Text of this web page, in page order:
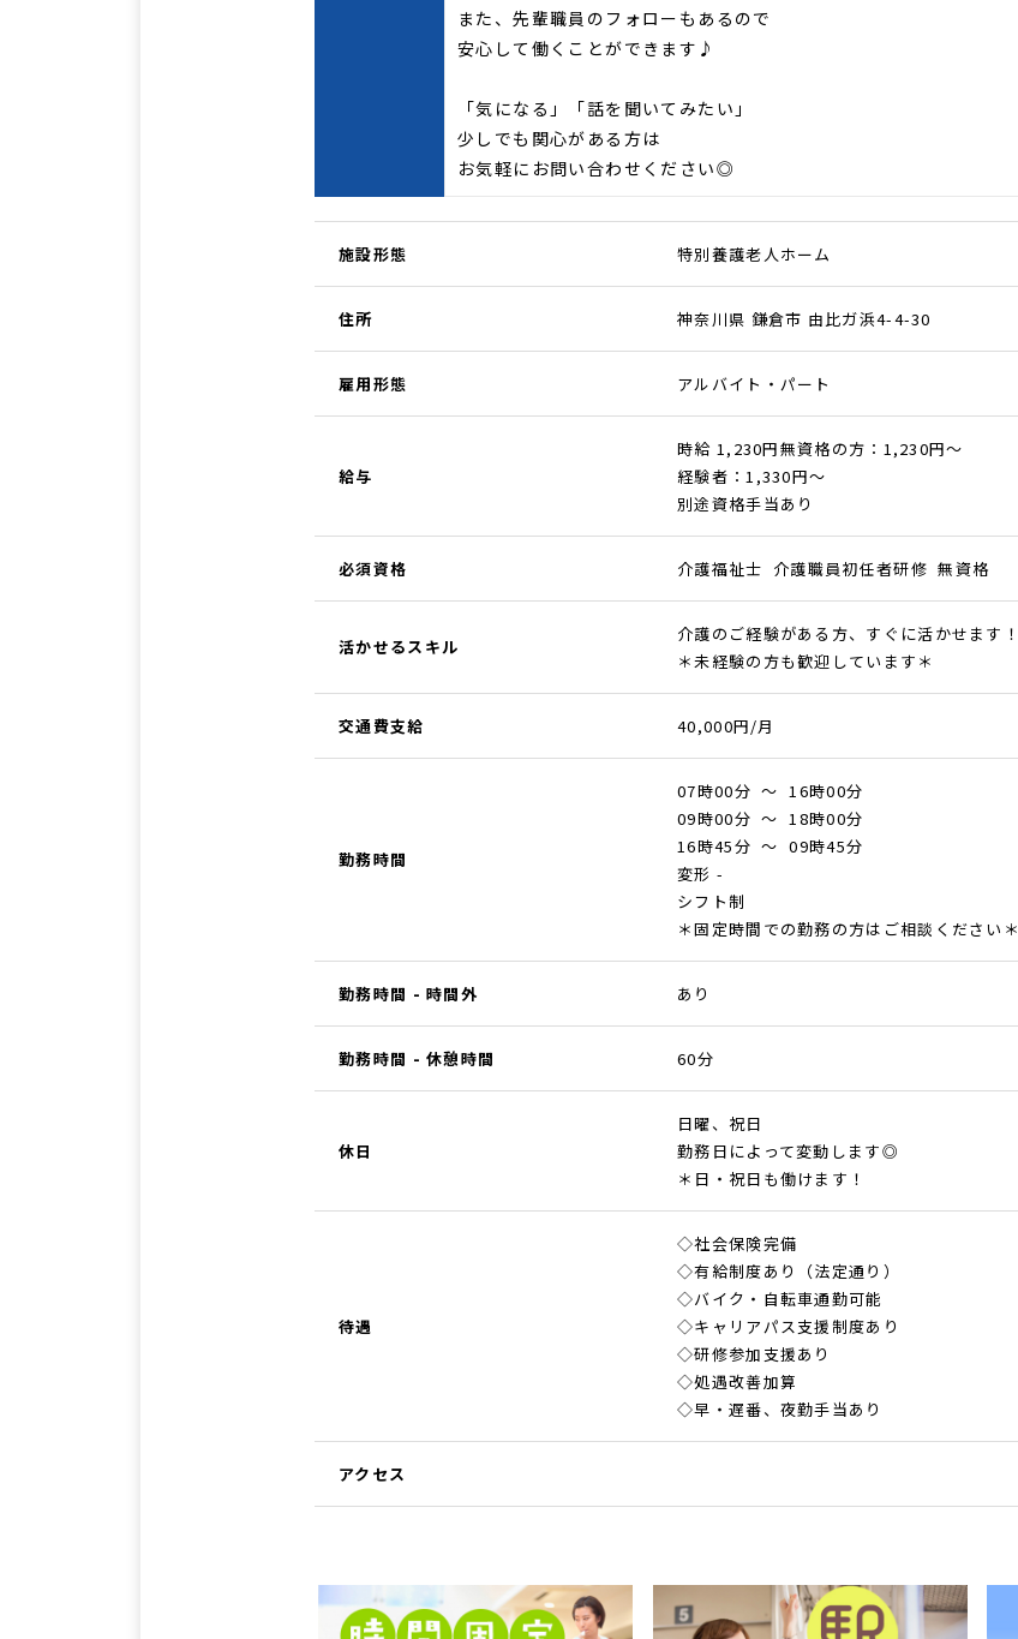
また、先輩職員のフォローもあるので
安心して働くことができます♪
「気になる」「話を聞いてみたい」
少しでも関心がある方は
お気軽にお問い合わせください◎
施設形態 特別養護老人ホーム
住所 神奈川県 鎌倉市 由比ガ浜4-4-30
雇用形態 アルバイト・パート
給与
時給 1,230円無資格の方：1,230円～
経験者：1,330円～
別途資格手当あり
必須資格 介護福祉士 介護職員初任者研修 無資格
活かせるスキル
介護のご経験がある方、すぐに活かせます！
＊未経験の方も歓迎しています＊
交通費支給 40,000円/月
勤務時間
07時00分 ～ 16時00分
09時00分 ～ 18時00分
16時45分 ～ 09時45分
変形 -
シフト制
＊固定時間での勤務の方はご相談ください＊
勤務時間 - 時間外 あり
勤務時間 - 休憩時間 60分
休日
日曜、祝日
勤務日によって変動します◎
＊日・祝日も働けます！
待遇
◇社会保険完備
◇有給制度あり（法定通り）
◇バイク・自転車通勤可能
◇キャリアパス支援制度あり
◇研修参加支援あり
◇処遇改善加算
◇早・遅番、夜勤手当あり
アクセス